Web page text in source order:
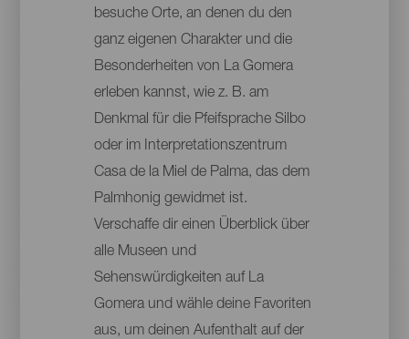
besuche Orte, an denen du den
ganz eigenen Charakter und die
Besonderheiten von La Gomera
erleben kannst, wie z. B. am
Denkmal für die Pfeifsprache Silbo
oder im Interpretationszentrum
Casa de la Miel de Palma, das dem
Palmhonig gewidmet ist.
Verschaffe dir einen Überblick über
alle Museen und
Sehenswürdigkeiten auf La
Gomera und wähle deine Favoriten
aus, um deinen Aufenthalt auf der